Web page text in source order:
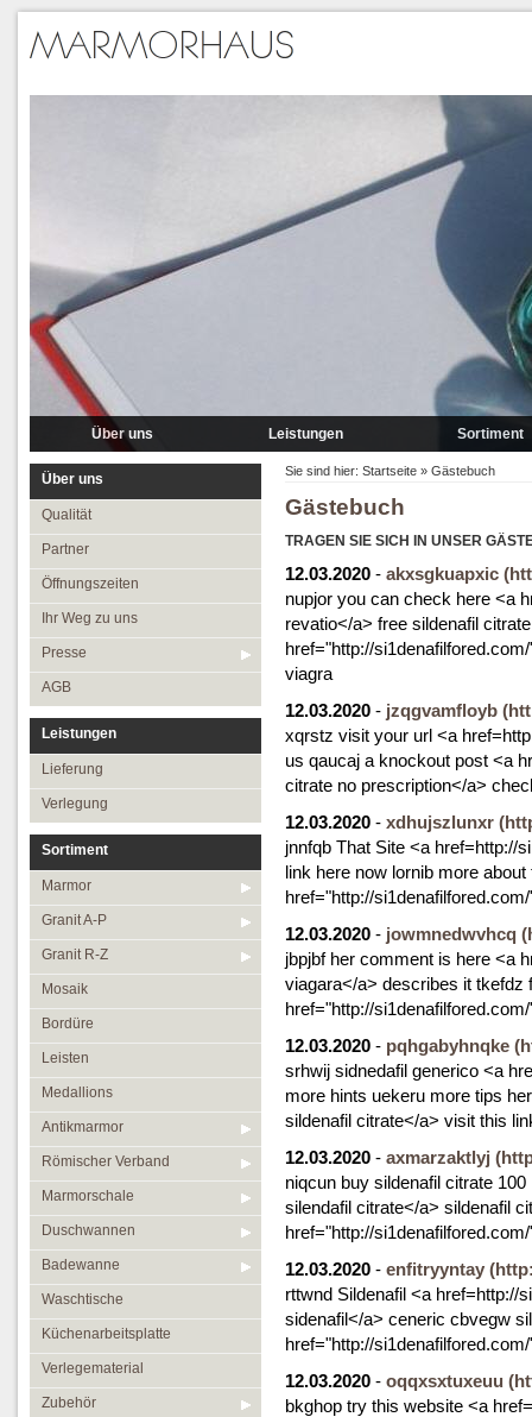
Über uns
Partner
Ihr Weg zu uns
Presse
Leistungen
Lieferung
Verlegung
Sortiment
Marmor
Granit R-Z
Mosaik
Leisten
Antikmarmor
Über uns
Qualität
Partner
Öffnungszeiten
Ihr Weg zu uns
Presse
AGB
Leistungen
Lieferung
Verlegung
Sortiment
Marmor
Granit A-P
Granit R-Z
Mosaik
Bordüre
Leisten
Medallions
Antikmarmor
Römischer Verband
Marmorschale
Duschwannen
Badewanne
Waschtische
Küchenarbeitsplatte
Verlegematerial
Zubehör
Sie sind hier: Startseite » Gästebuch
Gästebuch
TRAGEN SIE SICH IN UNSER
12.03.2020 - akxsgkuapxic
nupjor you can check here <a
revatio</a> free sildenafil
href="http://
viagra
12.03.2020 - jzqgvamfloyb
xqrstz visit your url <a
us qaucaj a knockout post <a
citrate no prescription</a>
12.03.2020 - xdhujszlunxr
jnnfqb That Site <a href=http://
link here now lornib more about
href="http://
12.03.2020 - jowmnedwvhcq
jbpjbf her comment is here <a
viagara</a> describes it tkefdz
href="http://
12.03.2020 - pqhgabyhnqke
srhwij sidnedafil generico <a
more hints uekeru more tips
sildenafil citrate</a> visit this
12.03.2020 - axmarzaktlyj
niqcun buy sildenafil citrate
silendafil citrate</a> sildenafil
href="http://
12.03.2020 - enfitryyntay
rttwnd Sildenafil <a href=http://
sidenafil</a> ceneric cbvegw
href="http://
12.03.2020 - oqqxsxtuxeuu
bkghop try this website <a